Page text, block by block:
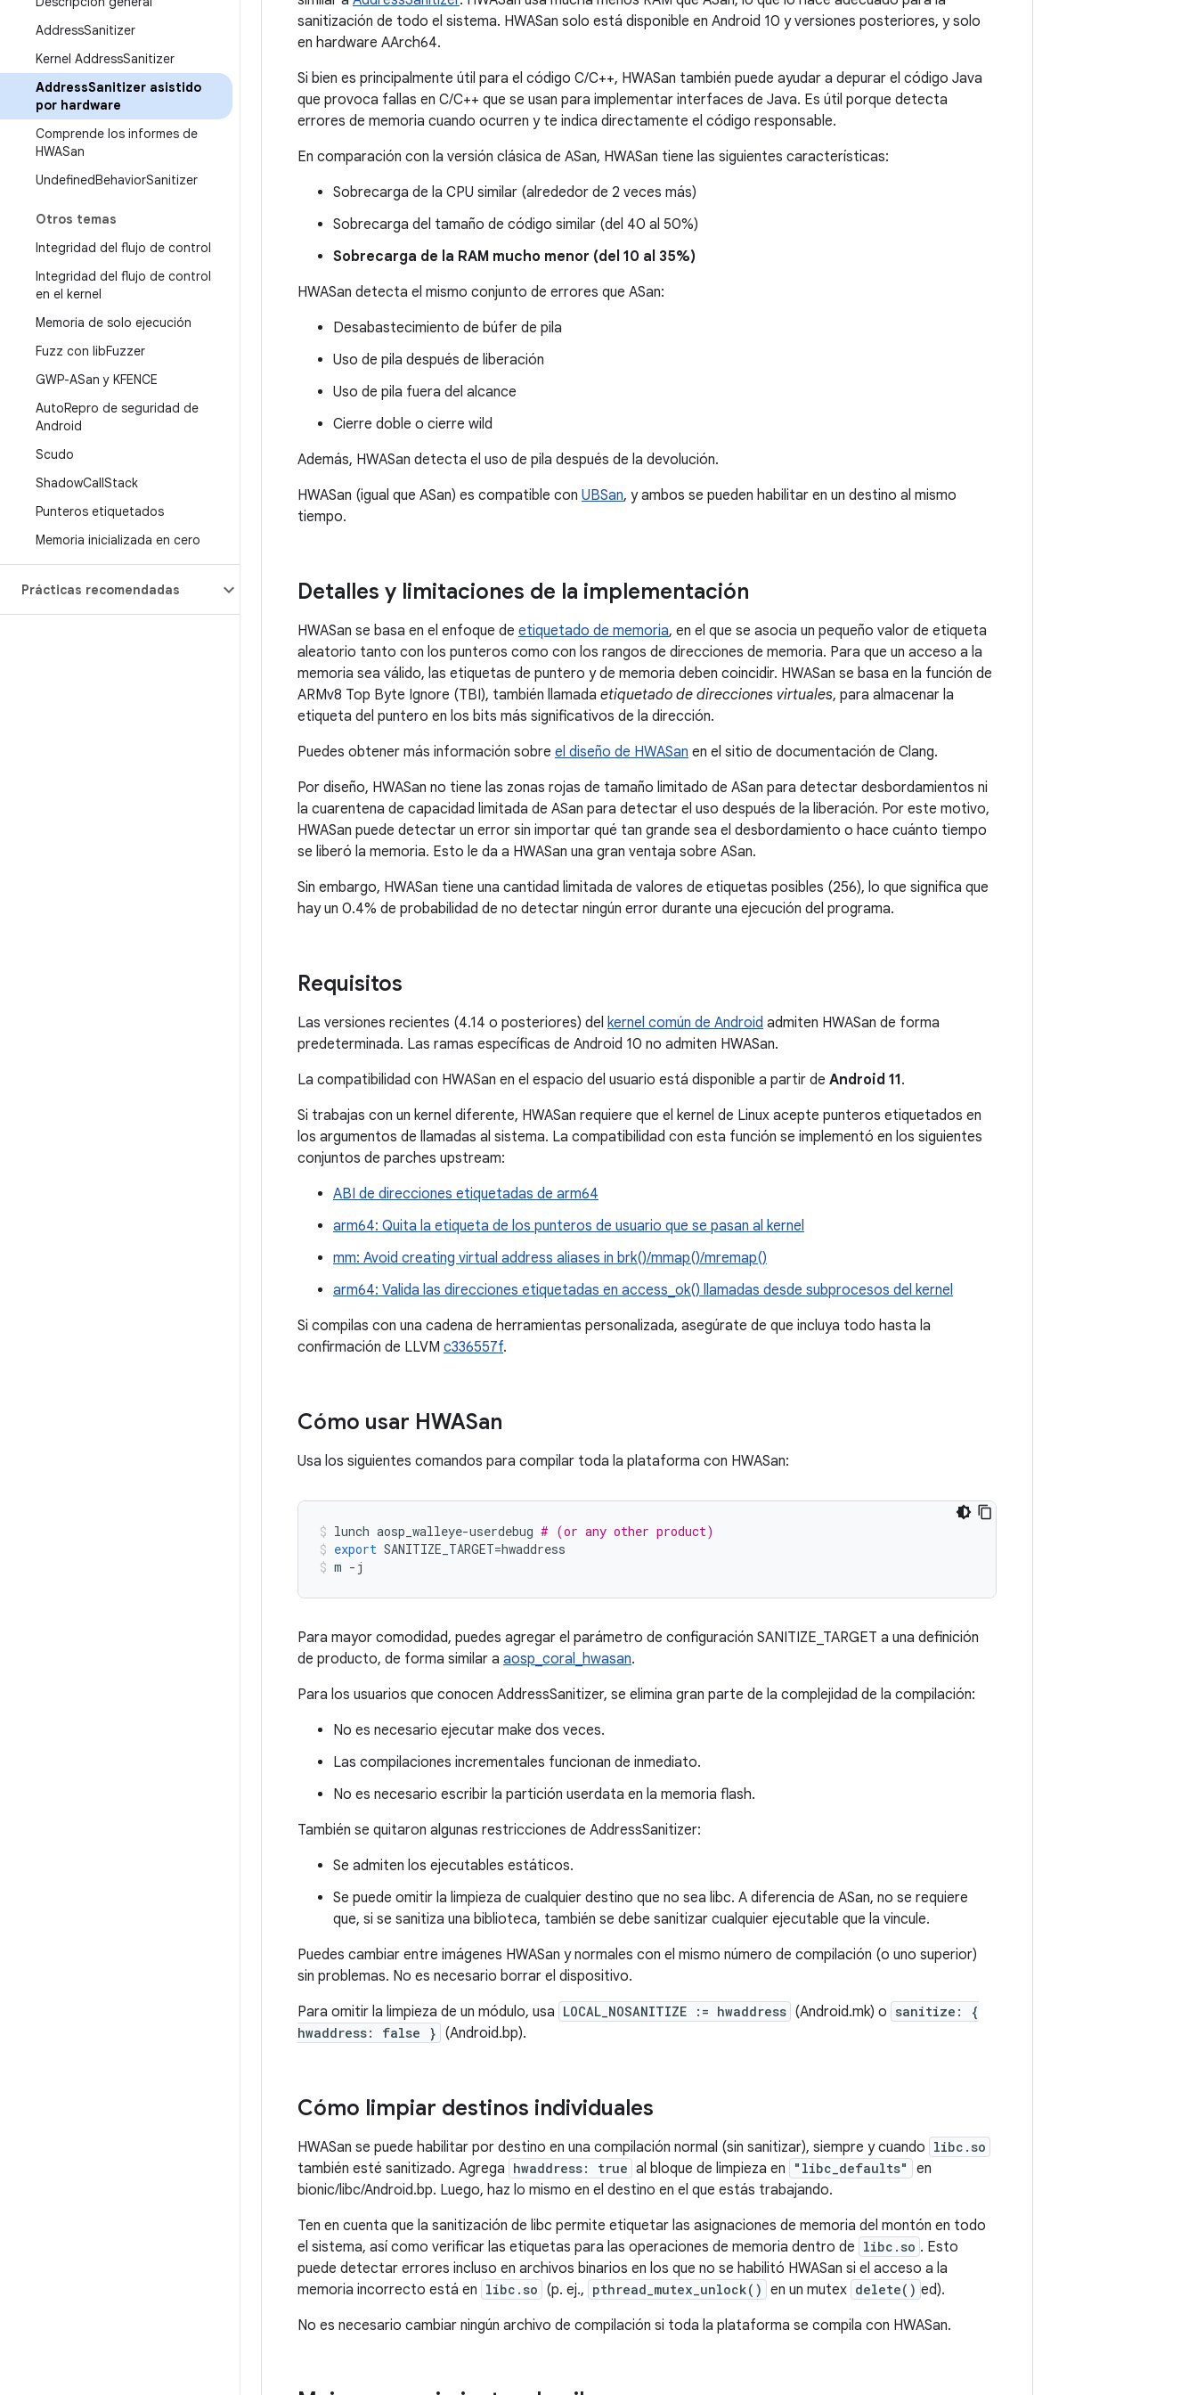
AddressSanitizer
Kernel AddressSanitizer
AddressSanitizer asistido
por hardware
Comprende los informes de
HWASan
UndefinedBehaviorSanitizer
Otros temas
Integridad del flujo de control
Integridad del flujo de control
en el kernel
Memoria de solo ejecución
Fuzz con libFuzzer
GWP-ASan y KFENCE
AutoRepro de seguridad de
Android
Scudo
ShadowCallStack
Punteros etiquetados
Memoria inicializada en cero
Prácticas recomendadas
sanitización de todo el sistema. HWASan solo está disponible en Android 10 y versiones posteriores, y solo
en hardware AArch64.
Si bien es principalmente útil para el código C/C++, HWASan también puede ayudar a depurar el código Java
que provoca fallas en C/C++ que se usan para implementar interfaces de Java. Es útil porque detecta
errores de memoria cuando ocurren y te indica directamente el código responsable.
En comparación con la versión clásica de ASan, HWASan tiene las siguientes características:
Sobrecarga de la CPU similar (alrededor de 2 veces más)
Sobrecarga del tamaño de código similar (del 40 al 50%)
Sobrecarga de la RAM mucho menor (del 10 al 35%)
HWASan detecta el mismo conjunto de errores que ASan:
Desabastecimiento de búfer de pila
Uso de pila después de liberación
Uso de pila fuera del alcance
Cierre doble o cierre wild
Además, HWASan detecta el uso de pila después de la devolución.
HWASan (igual que ASan) es compatible con UBSan, y ambos se pueden habilitar en un destino al mismo
tiempo.
Detalles y limitaciones de la implementación
HWASan se basa en el enfoque de etiquetado de memoria, en el que se asocia un pequeño valor de etiqueta
aleatorio tanto con los punteros como con los rangos de direcciones de memoria. Para que un acceso a la
memoria sea válido, las etiquetas de puntero y de memoria deben coincidir. HWASan se basa en la función de
ARMv8 Top Byte Ignore (TBI), también llamada etiquetado de direcciones virtuales, para almacenar la
etiqueta del puntero en los bits más significativos de la dirección.
Puedes obtener más información sobre el diseño de HWASan en el sitio de documentación de Clang.
Por diseño, HWASan no tiene las zonas rojas de tamaño limitado de ASan para detectar desbordamientos ni
la cuarentena de capacidad limitada de ASan para detectar el uso después de la liberación. Por este motivo,
HWASan puede detectar un error sin importar qué tan grande sea el desbordamiento o hace cuánto tiempo
se liberó la memoria. Esto le da a HWASan una gran ventaja sobre ASan.
Sin embargo, HWASan tiene una cantidad limitada de valores de etiquetas posibles (256), lo que significa que
hay un 0.4% de probabilidad de no detectar ningún error durante una ejecución del programa.
Requisitos
Las versiones recientes (4.14 o posteriores) del kernel común de Android admiten HWASan de forma
predeterminada. Las ramas específicas de Android 10 no admiten HWASan.
La compatibilidad con HWASan en el espacio del usuario está disponible a partir de Android 11.
Si trabajas con un kernel diferente, HWASan requiere que el kernel de Linux acepte punteros etiquetados en
los argumentos de llamadas al sistema. La compatibilidad con esta función se implementó en los siguientes
conjuntos de parches upstream:
ABI de direcciones etiquetadas de arm64
arm64: Quita la etiqueta de los punteros de usuario que se pasan al kernel
mm: Avoid creating virtual address aliases in brk()/mmap()/mremap()
arm64: Valida las direcciones etiquetadas en access_ok() llamadas desde subprocesos del kernel
Si compilas con una cadena de herramientas personalizada, asegúrate de que incluya todo hasta la
confirmación de LLVM c336557f.
Cómo usar HWASan
Usa los siguientes comandos para compilar toda la plataforma con HWASan:
lunch aosp_walleye-userdebug # (or any other product)
export SANITIZE_TARGET=hwaddress
m - j
Para mayor comodidad, puedes agregar el parámetro de configuración SANITIZE_TARGET a una definición
de producto, de forma similar a aosp_coral_hwasan.
Para los usuarios que conocen AddressSanitizer, se elimina gran parte de la complejidad de la compilación:
No es necesario ejecutar make dos veces.
Las compilaciones incrementales funcionan de inmediato.
No es necesario escribir la partición userdata en la memoria flash.
También se quitaron algunas restricciones de AddressSanitizer:
Se admiten los ejecutables estáticos.
Se puede omitir la limpieza de cualquier destino que no sea libc. A diferencia de ASan, no se requiere
que, si se sanitiza una biblioteca, también se debe sanitizar cualquier ejecutable que la vincule.
Puedes cambiar entre imágenes HWASan y normales con el mismo número de compilación (o uno superior)
sin problemas. No es necesario borrar el dispositivo.
Para omitir la limpieza de un módulo, usa LOCAL_NOSANITIZE := hwaddress (Android.mk) o sanitize: {
hwaddress: false } (Android.bp).
Cómo limpiar destinos individuales
HWASan se puede habilitar por destino en una compilación normal (sin sanitizar), siempre y cuando libc.so
también esté sanitizado. Agrega hwaddress: true al bloque de limpieza en "libc_defaults"
en
bionic/libc/Android.bp. Luego, haz lo mismo en el destino en el que estás trabajando.
Ten en cuenta que la sanitización de libc permite etiquetar las asignaciones de memoria del montón en todo
el sistema, así como verificar las etiquetas para las operaciones de memoria dentro de libc.so . Esto
puede detectar errores incluso en archivos binarios en los que no se habilitó HWASan si el acceso a la
memoria incorrecto está en libc.so (p. ej., pthread_mutex_unlock() en un mutex delete() ed).
No es necesario cambiar ningún archivo de compilación si toda la plataforma se compila con HWASan.